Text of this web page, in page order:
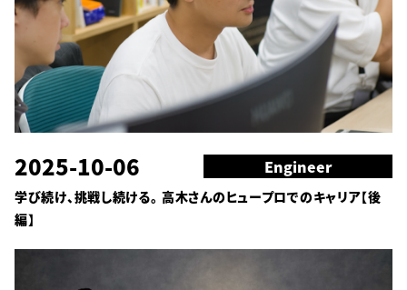
2025-10-06 Engineer
学び続け、挑戦し続ける。 高木さんのヒュープロでのキャリア【後
編】